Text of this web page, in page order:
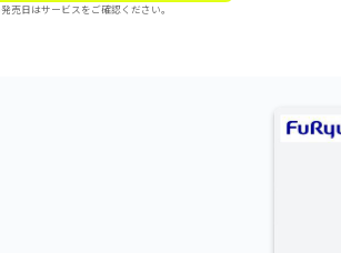
売日はサービスをご確認ください。